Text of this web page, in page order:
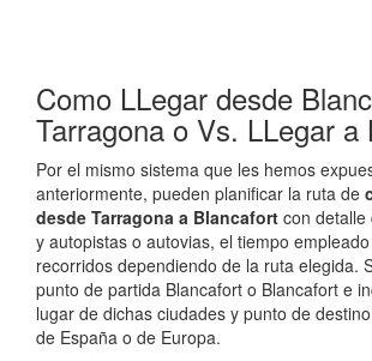
Como LLegar desde
Tarragona o Vs. LLegar a
Por el mismo sistema que les hemos
anteriormente, pueden planificar la ruta de
desde Tarragona a Blancafort con
y autopistas o autovias, el tiempo
recorridos dependiendo de la ruta elegida.
punto de partida Blancafort o Blancafort e
lugar de dichas ciudades y punto de
de España o de Europa.